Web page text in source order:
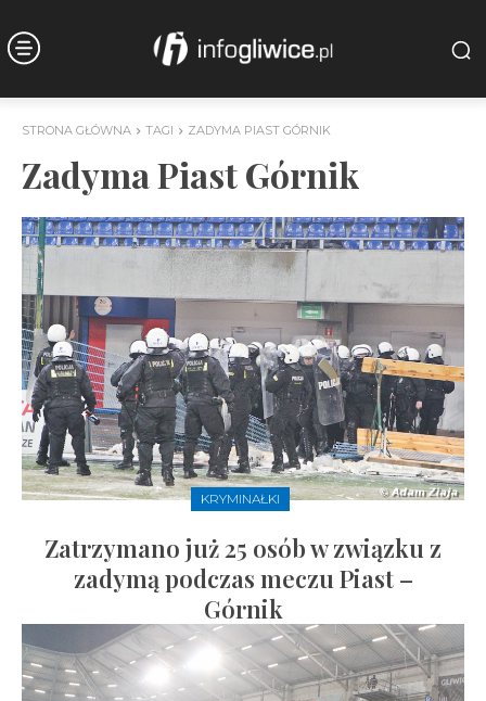
STRONA GŁÓWNA TAGI ZADYMA PIAST GÓRNIK
Zadyma Piast Górnik
KRYMINAŁKI
Zatrzymano już 25 osób w związku z
zadymą podczas meczu Piast –
Górnik